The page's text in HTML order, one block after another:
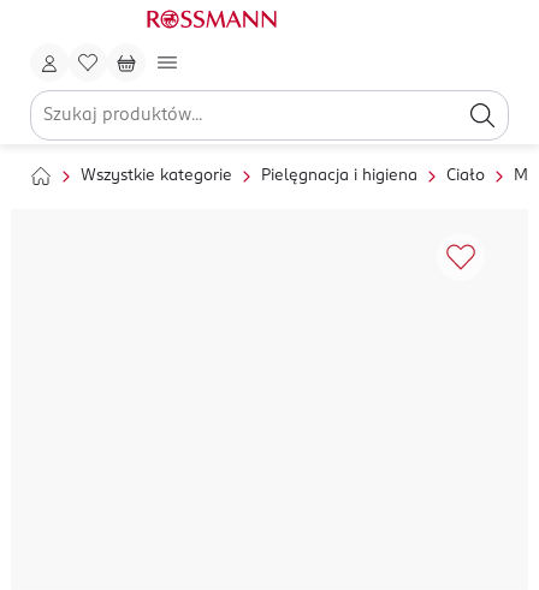
Wszystkie kategorie Pielęgnacja i higiena Ciało